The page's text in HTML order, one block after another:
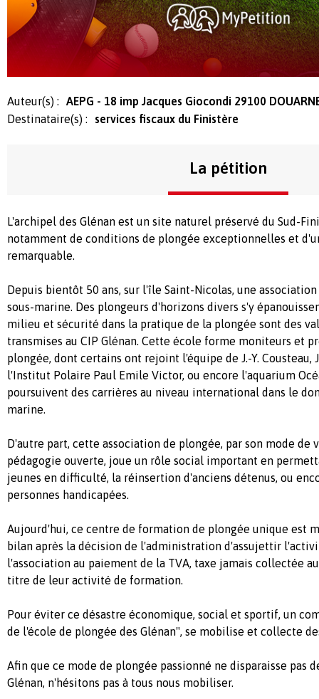
Auteur(s) :
AEPG - 18 imp Jacques Giocondi 29100
Destinataire(s) :
services fiscaux du Finistère
La pétition
L'archipel des Glénan est un site naturel préservé du Sud-
notamment de conditions de plongée exceptionnelles et
remarquable.
Depuis bientôt 50 ans, sur l'île Saint-Nicolas, une
sous-marine. Des plongeurs d'horizons divers s'y
milieu et sécurité dans la pratique de la plongée sont des
transmises au CIP Glénan. Cette école forme moniteurs et
plongée, dont certains ont rejoint l'équipe de J.-Y. Cousteau,
l'Institut Polaire Paul Emile Victor, ou encore l'aquarium
poursuivent des carrières au niveau international dans le
marine.
D'autre part, cette association de plongée, par son mode de
pédagogie ouverte, joue un rôle social important en
jeunes en difficulté, la réinsertion d'anciens détenus, ou
personnes handicapées.
Aujourd'hui, ce centre de formation de plongée unique est
bilan après la décision de l'administration d'assujettir
l'association au paiement de la TVA, taxe jamais collectée
titre de leur activité de formation.
Pour éviter ce désastre économique, social et sportif, un
de l'école de plongée des Glénan", se mobilise et collecte
Afin que ce mode de plongée passionné ne disparaisse pas
Glénan, n'hésitons pas à tous nous mobiliser.